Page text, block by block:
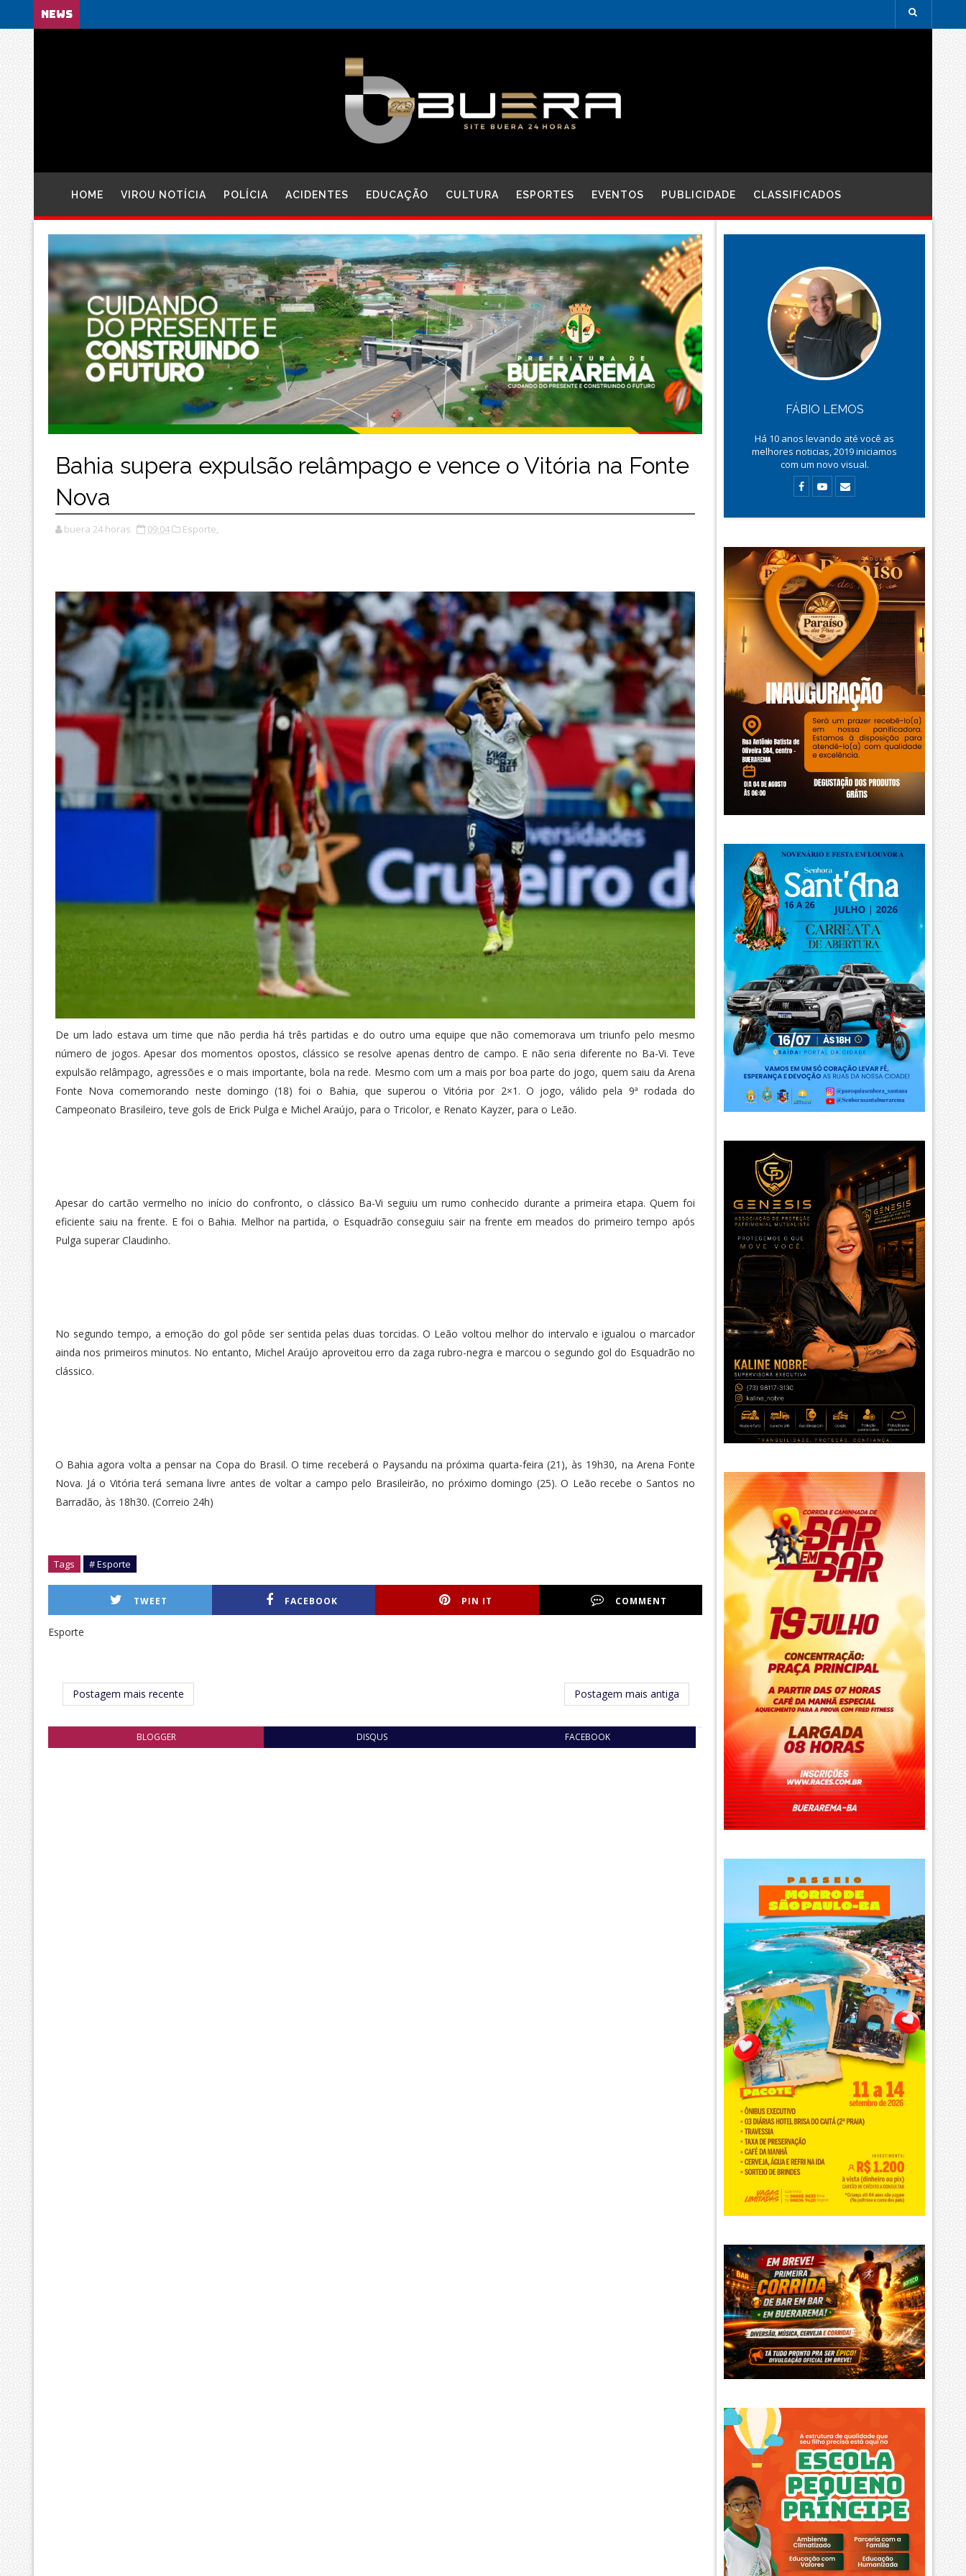
NEWS
HOME VIROU NOTÍCIA POLÍCIA ACIDENTES EDUCAÇÃO CULTURA ESPORTES EVENTOS PUBLICIDADE CLASSIFICADOS
Bahia supera expulsão relâmpago e vence o Vitória na Fonte
Nova
buera 24 horas 09:04 Esporte,
De um lado estava um time que não perdia há três partidas e do outro uma equipe que não comemorava um triunfo pelo mesmo
número de jogos. Apesar dos momentos opostos, clássico se resolve apenas dentro de campo. E não seria diferente no Ba-Vi. Teve
expulsão relâmpago, agressões e o mais importante, bola na rede. Mesmo com um a mais por boa parte do jogo, quem saiu da Arena
Fonte Nova comemorando neste domingo (18) foi o Bahia, que superou o Vitória por 2×1. O jogo, válido pela 9ª rodada do
Campeonato Brasileiro, teve gols de Erick Pulga e Michel Araújo, para o Tricolor, e Renato Kayzer, para o Leão.
Apesar do cartão vermelho no início do confronto, o clássico Ba-Vi seguiu um rumo conhecido durante a primeira etapa. Quem foi
eficiente saiu na frente. E foi o Bahia. Melhor na partida, o Esquadrão conseguiu sair na frente em meados do primeiro tempo após
Pulga superar Claudinho.
No segundo tempo, a emoção do gol pôde ser sentida pelas duas torcidas. O Leão voltou melhor do intervalo e igualou o marcador
ainda nos primeiros minutos. No entanto, Michel Araújo aproveitou erro da zaga rubro-negra e marcou o segundo gol do Esquadrão no
clássico.
O Bahia agora volta a pensar na Copa do Brasil. O time receberá o Paysandu na próxima quarta-feira (21), às 19h30, na Arena Fonte
Nova. Já o Vitória terá semana livre antes de voltar a campo pelo Brasileirão, no próximo domingo (25). O Leão recebe o Santos no
Barradão, às 18h30. (Correio 24h)
Tags # Esporte
TWEET FACEBOOK PIN IT COMMENT
Esporte
Postagem mais recente Postagem mais antiga
BLOGGER DISQUS FACEBOOK
FÁBIO LEMOS
Há 10 anos levando até você as
melhores noticias, 2019 iniciamos
com um novo visual.